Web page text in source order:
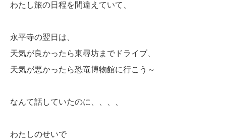
わたし旅の日程を間違えていて、
永平寺の翌日は、
天気が良かったら東尋坊までドライブ、
天気が悪かったら恐竜博物館に行こう～
なんて話していたのに、、、、
わたしのせいで